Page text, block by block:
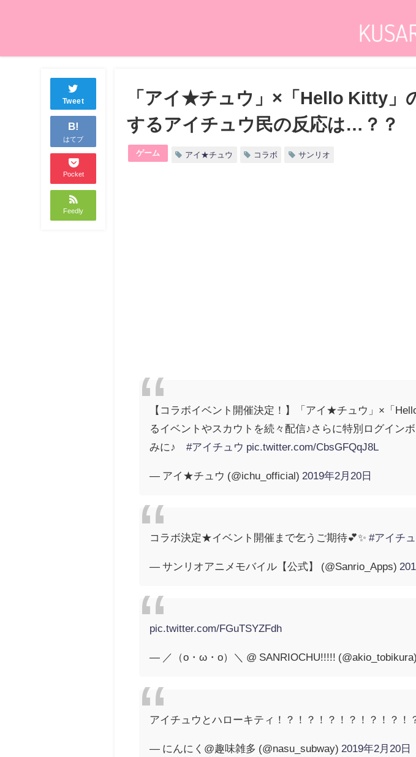
Tweet
B!
はてブ
Pocket
Feedly
「アイ★チュウ」×「Hello Kitty」
するアイチュウ民の反応は…？？
ゲーム アイ★チュウ コラボ サンリオ
【コラボイベント開催決定！】「アイ★チュウ」×「
るイベントやスカウトを続々配信♪さらに特別ログイン
みに♪#アイチュウ pic.twitter.com/CbsGFQqJ8L
— アイ★チュウ (@ichu_official) 2019年2月20日
コラボ決定★イベント開催まで乞うご期待💕✨#アイチ
— サンリオアニメモバイル【公式】 (@Sanrio_Apps)
pic.twitter.com/FGuTSYZFdh
— ／（o・ω・o）＼ @ SANRIOCHU!!!!! (@akio_tobikura)
アイチュウとハローキティ！？！？！？！？！？！？！
— にんにく@趣味雑多 (@nasu_subway) 2019年2月20日